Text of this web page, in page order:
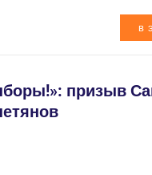
в
призыв